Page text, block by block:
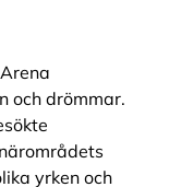
och drömmar.
yrken och